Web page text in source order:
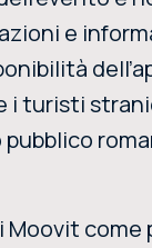
e
i turisti
Moovit